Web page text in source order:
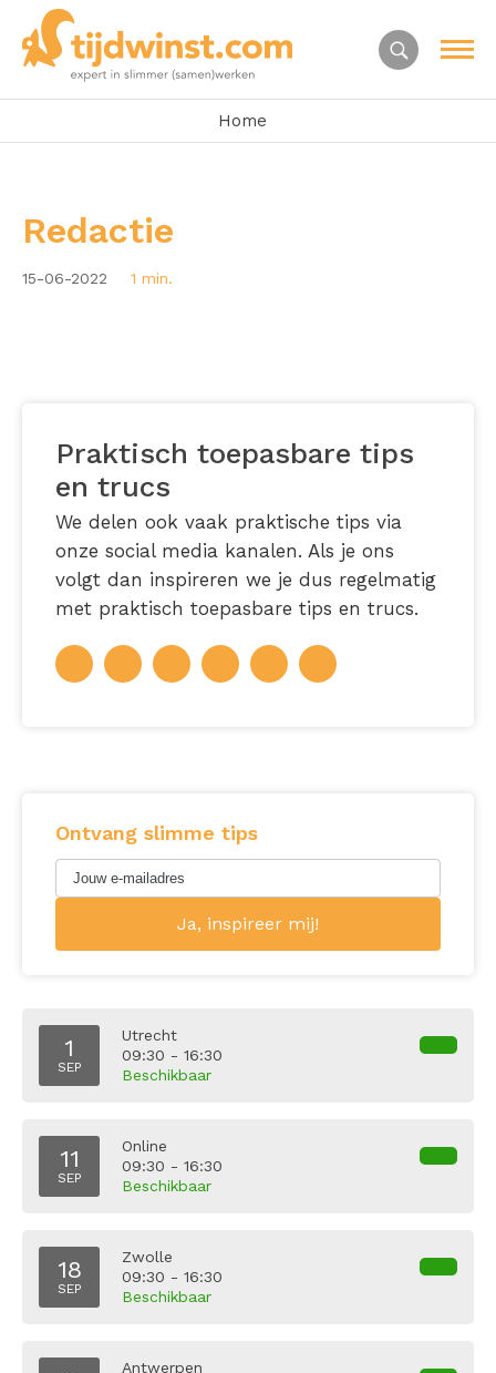
Home
Redactie
15-06-2022 1 min.
Praktisch toepasbare tips
en trucs
We delen ook vaak praktische tips via
onze social media kanalen. Als je ons
volgt dan inspireren we je dus regelmatig
met praktisch toepasbare tips en trucs.
Ontvang slimme tips
1
SEP
Utrecht
09:30 - 16:30
Beschikbaar
11
SEP
Online
09:30 - 16:30
Beschikbaar
18
SEP
Zwolle
09:30 - 16:30
Beschikbaar
Antwerpen